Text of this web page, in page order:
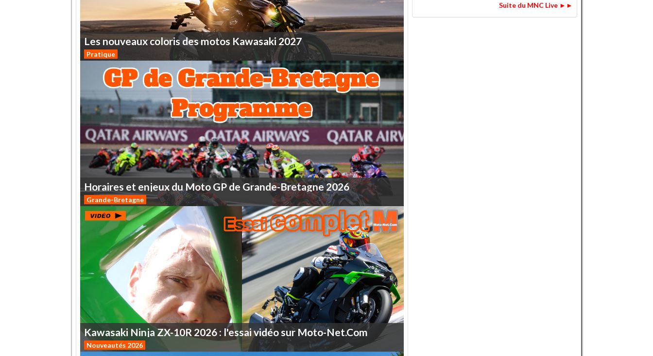
Lesnouveauxcoloris desmotos Kawasaki 2027
Pratique
Horaires et enjeux du Moto GP de Grande-Bretagne 2026
Grande-Bretagne
Kawasaki Ninja ZX-10R 2026 : l'essaividéosur Moto-Net.Com
Nouveautés 2026
Suite du MNC Live ►►